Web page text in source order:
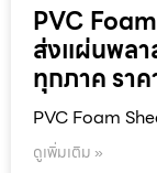
PVC
ส่งแผ่นพล
ทุกภาค รา
PVC Foam
ดูเพิ่มเติม »